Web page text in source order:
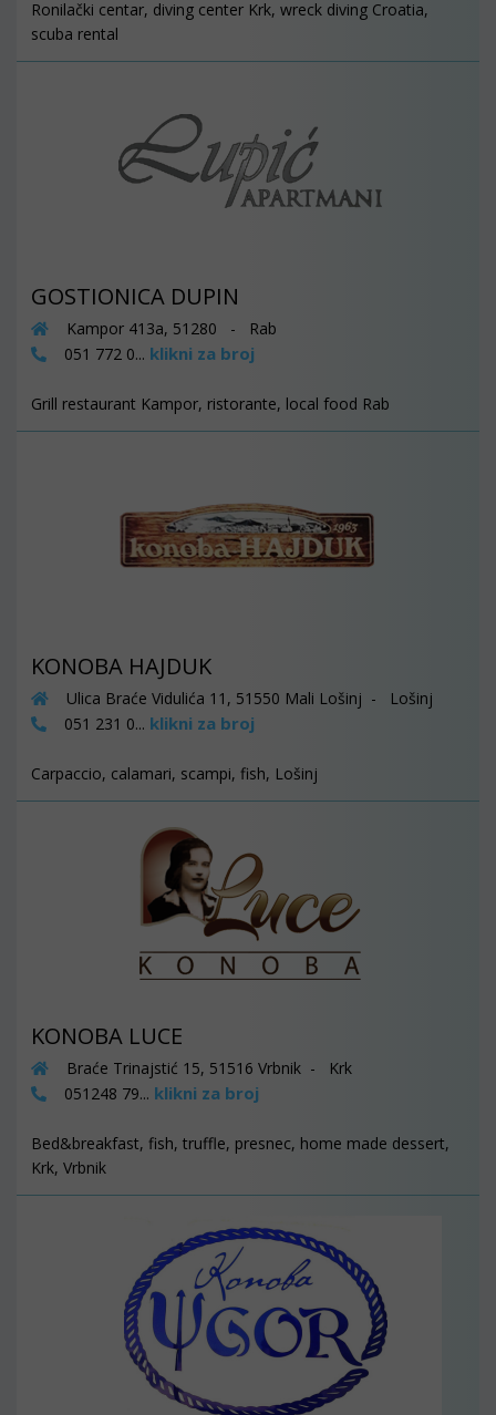
Ronilački centar, diving center Krk, wreck diving Croatia,
scuba rental
GOSTIONICA DUPIN
Kampor 413a, 51280 - Rab
051 772 0... klikni za broj
Grill restaurant Kampor, ristorante, local food Rab
KONOBA HAJDUK
Ulica Braće Vidulića 11, 51550 Mali Lošinj - Lošinj
051 231 0... klikni za broj
Carpaccio, calamari, scampi, fish, Lošinj
KONOBA LUCE
Braće Trinajstić 15, 51516 Vrbnik - Krk
051248 79... klikni za broj
Bed&breakfast, fish, truffle, presnec, home made dessert,
Krk, Vrbnik